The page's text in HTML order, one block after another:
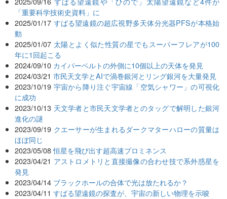
「重要科学技術史資料」に
2025/01/17 すばる望遠鏡の超広視野多天体分光器PFSが本格始
動
2025/01/07 太陽とよく似た性質の星でもスーパーフレアが100
年に1回起こる
2024/09/10 カイパーベルトの外側に10個以上の天体を発見
2024/03/21 市民天文学とAIで渦巻銀河とリング銀河を大量発見
2023/10/19 宇宙から降り注ぐ宇宙線「空気シャワー」の可視化
に成功
2023/10/13 天文学者と市民天文学者とのタッグで解明した銀河
進化の謎
2023/09/19 クエーサーが生まれるダークマターハローの質量は
ほぼ同じ
2023/05/08 恒星を飛び出す超高速プロミネンス
2023/04/21 アストロメトリと直接撮像の合わせ技で系外惑星を
発見
2023/04/14 ブラックホールの合体で光は放たれるか？
2023/04/11 すばる望遠鏡の探査が、宇宙の新しい物理を示唆